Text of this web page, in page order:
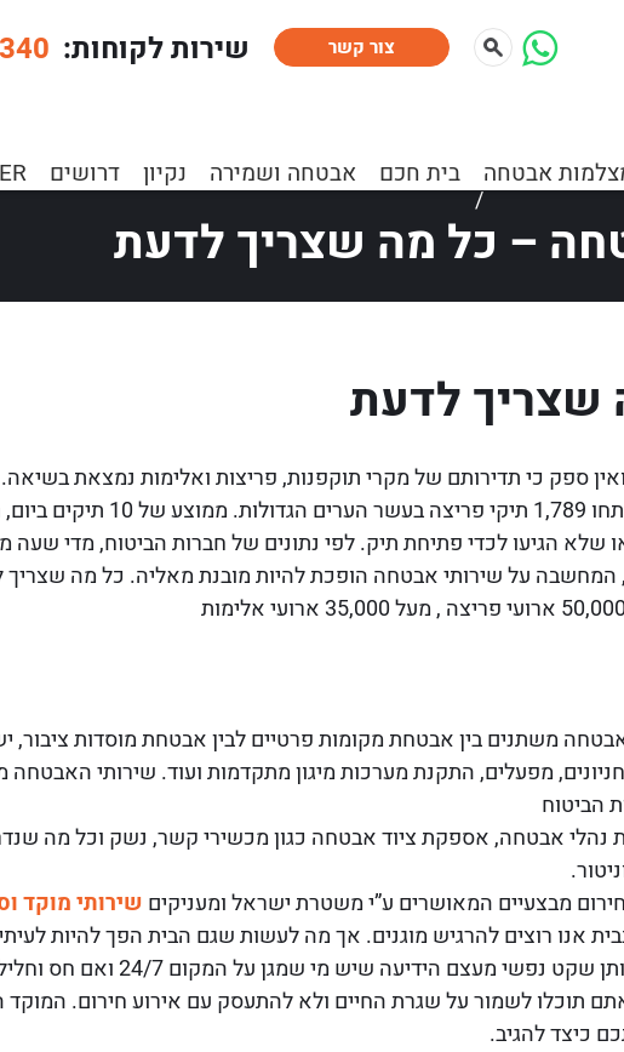
אבטחה בית חכם אבטחה ושמירה נקיון דרושים
צור קשר :שירות לקוחות
וסיור»מוקד וסיור»שירותי אבטחה – כל מה שצריך לדעת
/
– כל מה שצריך לדעת
שצריך לדעת
ספק כי תדירותם של מקרי תוקפנות, פריצות ואלימות נמצאת בשיאה.
משטרת ישראל, במחצית הראשונה של שנת 2022 נפתחו 1,789 תיקי
שלא הגיעו לכדי פתיחת תיק. לפי נתונים של חברות הביטוח, מדי
המחשבה על שירותי אבטחה הופכת להיות מובנת מאליה. כל מה
משתנים בין אבטחת מקומות פרטיים לבין אבטחת מוסדות ציבור,
מפעלים, התקנת מערכות מיגון מתקדמות ועוד. שירותי
הביטוח
נהלי אבטחה, אספקת ציוד אבטחה כגון מכשירי קשר, נשק וכל מה
מבצעיים המאושרים ע”י משטרת ישראל ומעניקים שירותימוקד
אנו רוצים להרגיש מוגנים. אך מה לעשות שגם הבית הפך להיות
לפריצה ומקרי אלימות. מוקד אבטחה לבית או לעסק נותן שקט נפשי מעצם
תוכלו לשמור על שגרת החיים ולא להתעסק עם אירוע חירום. המוקד
כיצד להגיב.